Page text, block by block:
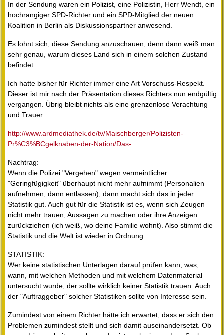
In der Sendung waren ein Polizist, eine Polizistin, Herr Wendt, ein
hochrangiger SPD-Richter und ein SPD-Mitglied der neuen
Koalition in Berlin als Diskussionspartner anwesend.
Es lohnt sich, diese Sendung anzuschauen, denn dann weiß man
sehr genau, warum dieses Land sich in einem solchen Zustand
befindet.
Ich hatte bisher für Richter immer eine Art Vorschuss-Respekt.
Dieser ist mir nach der Präsentation dieses Richters nun endgültig
vergangen. Übrig bleibt nichts als eine grenzenlose Verachtung
und Trauer.
http://www.ardmediathek.de/tv/Maischberger/Polizisten-
Pr%C3%BCgelknaben-der-Nation/Das-...
Nachtrag:
Wenn die Polizei "Vergehen" wegen vermeintlicher
"Geringfügigkeit" überhaupt nicht mehr aufnimmt (Personalien
aufnehmen, dann entlassen), dann macht sich das in jeder
Statistik gut. Auch gut für die Statistik ist es, wenn sich Zeugen
nicht mehr trauen, Aussagen zu machen oder ihre Anzeigen
zurückziehen (ich weiß, wo deine Familie wohnt). Also stimmt die
Statistik und die Welt ist wieder in Ordnung.
STATISTIK:
Wer keine statistischen Unterlagen darauf prüfen kann, was,
wann, mit welchen Methoden und mit welchem Datenmaterial
untersucht wurde, der sollte wirklich keiner Statistik trauen. Auch
der "Auftraggeber" solcher Statistiken sollte von Interesse sein.
Zumindest von einem Richter hätte ich erwartet, dass er sich den
Problemen zumindest stellt und sich damit auseinandersetzt. Ob